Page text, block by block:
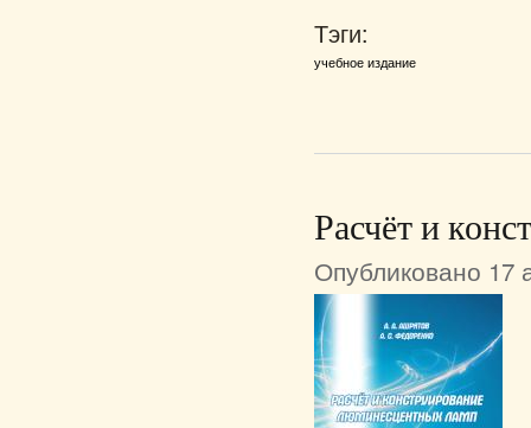
Тэги:
учебное издание
Расчёт и
Опубликовано 17